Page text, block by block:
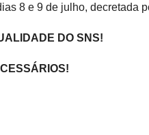
8 e 9 de julho, decretada
DO SNS!